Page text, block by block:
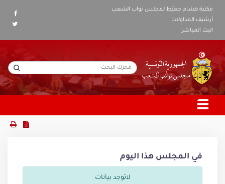
مكتبة هشام جعيّط لمجلس نواب الشعب
أرشيف المداولات
البث المباشر
في المجلس هذا اليوم
لاتوجد بيانات